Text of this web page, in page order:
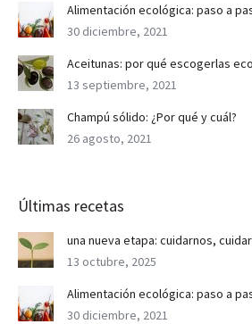
Alimentación ecológica: paso a
30 diciembre, 2021
Aceitunas: por qué escogerlas
13 septiembre, 2021
Champú sólido: ¿Por qué y cuál?
26 agosto, 2021
Últimas recetas
una nueva etapa: cuidarnos,
13 octubre, 2025
Alimentación ecológica: paso a
30 diciembre, 2021